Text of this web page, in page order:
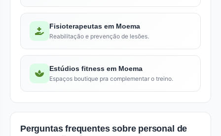
Fisioterapeutas em Moema
Reabilitação e prevenção de lesões.
Estúdios fitness em Moema
Espaços boutique pra complementar o treino.
Perguntas frequentes sobre personal de